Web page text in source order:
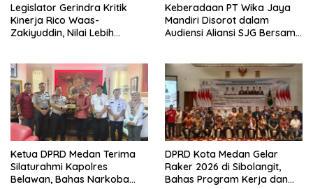
Legislator Gerindra Kritik
Kinerja Rico Waas-
Zakiyuddin, Nilai Lebih
Keluhan Warga
Keberadaan PT Wika Jaya
Mandiri Disorot dalam
Audiensi Aliansi SJG Bersama
Ketua DPRD Medan Terima
Silaturahmi Kapolres
Belawan, Bahas Narkoba
DPRD Kota Medan Gelar
Raker 2026 di Sibolangit,
Bahas Program Kerja dan